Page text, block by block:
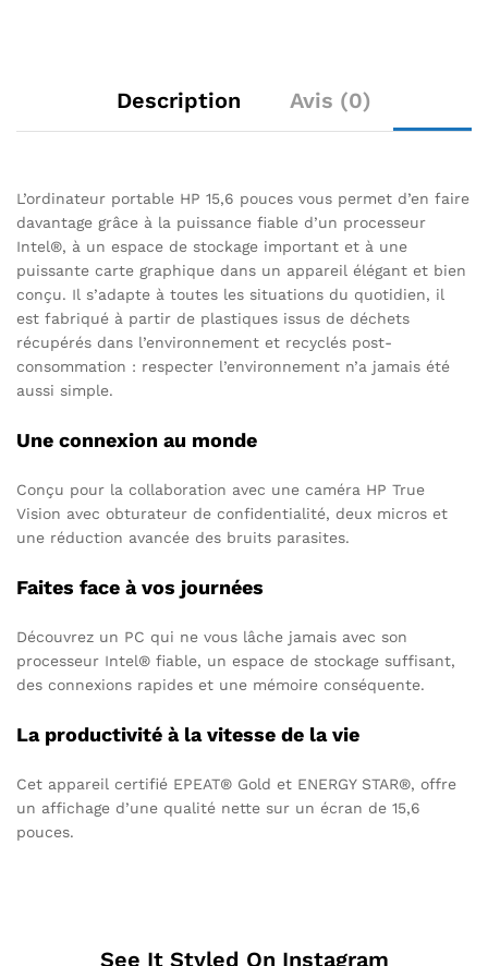
Description Avis (0)
L’ordinateur portable HP 15,6 pouces vous permet d’en faire
davantage grâce à la puissance fiable d’un processeur
Intel®, à un espace de stockage important et à une
puissante carte graphique dans un appareil élégant et bien
conçu. Il s’adapte à toutes les situations du quotidien, il
est fabriqué à partir de plastiques issus de déchets
récupérés dans l’environnement et recyclés post-
consommation : respecter l’environnement n’a jamais été
aussi simple.
Une connexion au monde
Conçu pour la collaboration avec une caméra HP True
Vision avec obturateur de confidentialité, deux micros et
une réduction avancée des bruits parasites.
Faites face à vos journées
Découvrez un PC qui ne vous lâche jamais avec son
processeur Intel® fiable, un espace de stockage suffisant,
des connexions rapides et une mémoire conséquente.
La productivité à la vitesse de la vie
Cet appareil certifié EPEAT® Gold et ENERGY STAR®, offre
un affichage d’une qualité nette sur un écran de 15,6
pouces.
See It Styled On Instagram